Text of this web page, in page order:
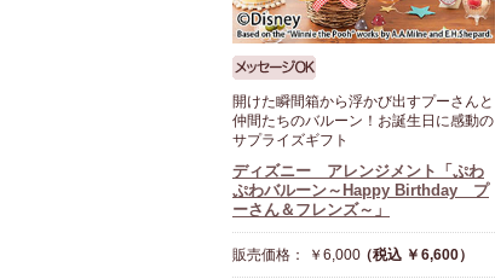
開けた瞬間箱から浮かび出すプーさんと
仲間たちのバルーン！お誕生日に感動の
サプライズギフト
ディズニー アレンジメント「ぷわ
ぷわバルーン～Happy Birthday プ
ーさん＆フレンズ～」
販売価格： ￥6,000（税込 ￥6,600）